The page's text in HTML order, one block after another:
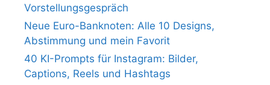
Vorstellungsgespräch
Neue Euro-Banknoten: Alle 10 Designs,
Abstimmung und mein Favorit
40 KI-Prompts für Instagram: Bilder,
Captions, Reels und Hashtags